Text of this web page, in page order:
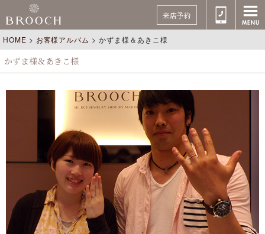
来店予約
HOME > お客様アルバム >かずま様＆あきこ様
かずま様＆あきこ様